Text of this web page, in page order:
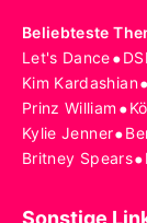
Beliebteste
Let's Dance•
Kim Kardashian•
Prinz William •
Kylie Jenner•
Britney Spears•
Sonstige